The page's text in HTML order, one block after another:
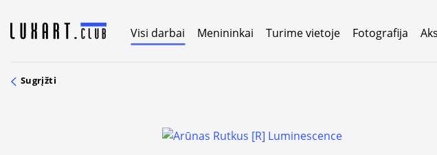
content
Visi darbai Menininkai Turime vietoje Fotografija
Sugrįžti